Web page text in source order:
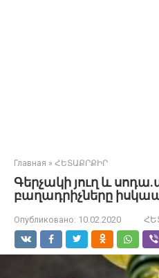
Главная » ՀԵՏԱՔՐՔԻՐ
Գերչակի յուղ և
բաղադրիչները
Опубликовано: 10.02.2020